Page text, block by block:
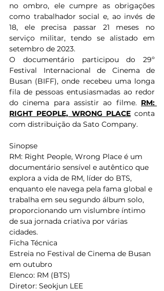
no ombro, ele cumpre as obrigações
como trabalhador social e, ao invés de
18, ele precisa passar 21 meses no
serviço militar, tendo se alistado em
setembro de 2023.
O documentário participou do 29º
Festival Internacional de Cinema de
Busan (BIFF), onde recebeu uma longa
fila de pessoas entusiasmadas ao redor
do cinema para assistir ao filme. RM:
RIGHT PEOPLE, WRONG PLACE conta
com distribuição da Sato Company.
Sinopse
RM: Right People, Wrong Place é um
documentário sensível e autêntico que
explora a vida de RM, líder do BTS,
enquanto ele navega pela fama global e
trabalha em seu segundo álbum solo,
proporcionando um vislumbre íntimo
de sua jornada criativa por várias
cidades.
Ficha Técnica
Estreia no Festival de Cinema de Busan
em outubro
Elenco: RM (BTS)
Diretor: Seokjun LEE